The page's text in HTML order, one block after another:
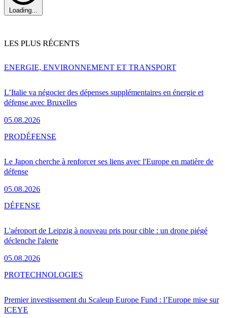
Loading...
LES PLUS RÉCENTS
L’Italie va négocier des dépenses supplémentaires en énergie et
défense avec Bruxelles
05.08.2026
ENERGIE, ENVIRONNEMENT ET TRANSPORT
Le Japon cherche à renforcer ses liens avec l'Europe en matière de
défense
05.08.2026
PRODÉFENSE
L'aéroport de Leipzig à nouveau pris pour cible : un drone piégé
déclenche l'alerte
05.08.2026
DÉFENSE
Premier investissement du Scaleup Europe Fund : l’Europe mise sur
ICEYE
PROTECHNOLOGIES